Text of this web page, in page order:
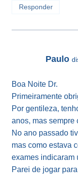
Responder
Paulo
Boa Noite Dr.
Primeiramente
Por gentileza,
anos, mas sempre
No ano passado
mas como estava
exames indicaram
Parei de jogar